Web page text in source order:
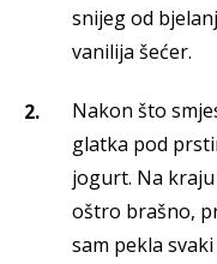
snijeg od
vanilija šećer.
Nakon što
glatka pod
jogurt. Na
oštro brašno,
sam pekla